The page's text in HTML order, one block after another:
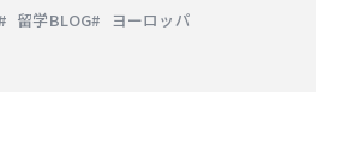
留学BLOG
ヨーロッパ